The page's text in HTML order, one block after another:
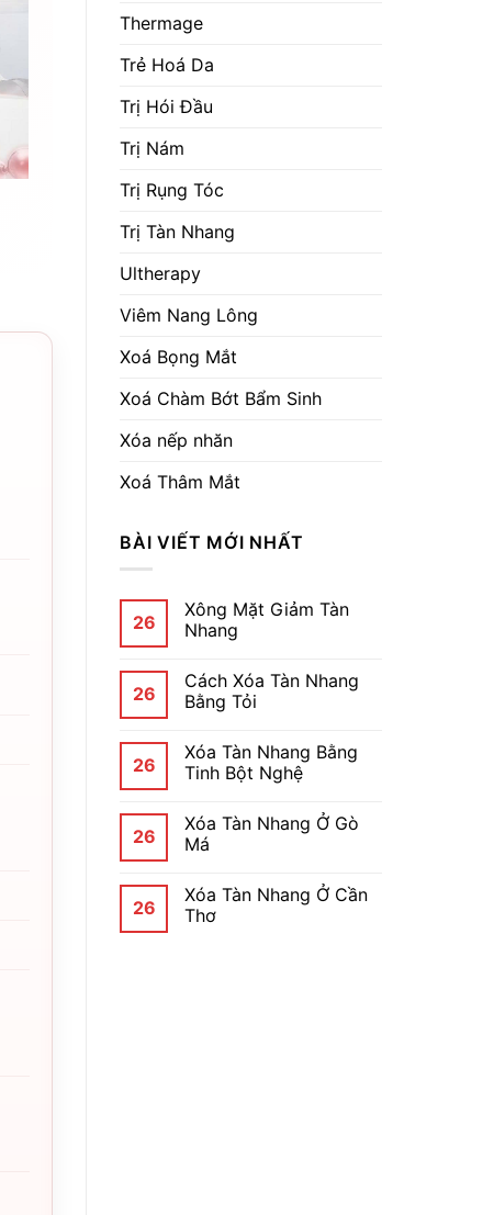
Thermage
Trẻ Hoá Da
Trị Hói Đầu
Trị Nám
Trị Rụng Tóc
Trị Tàn Nhang
Ultherapy
Viêm Nang Lông
Xoá Bọng Mắt
Xoá Chàm Bớt Bẩm Sinh
Xóa nếp nhăn
Xoá Thâm Mắt
BÀI VIẾT MỚI NHẤT
26
Xông Mặt Giảm Tàn
Nhang
26
Cách Xóa Tàn Nhang
Bằng Tỏi
26
Xóa Tàn Nhang Bằng
Tinh Bột Nghệ
26
Xóa Tàn Nhang Ở Gò
Má
26
Xóa Tàn Nhang Ở Cần
Thơ